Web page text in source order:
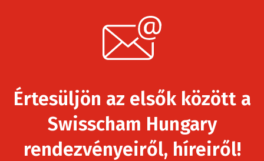
Értesüljön az elsők között a
Swisscham Hungary
rendezvényeiről, híreiről!